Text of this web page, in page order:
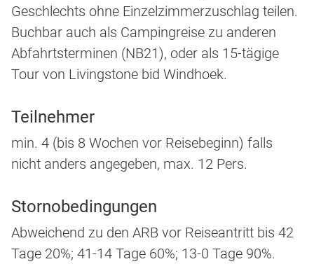
Geschlechts ohne Einzelzimmerzuschlag teilen.
Buchbar auch als Campingreise zu anderen
Abfahrtsterminen (NB21), oder als 15-tägige
Tour von Livingstone bid Windhoek.
Teilnehmer
min. 4 (bis 8 Wochen vor Reisebeginn) falls
nicht anders angegeben, max. 12 Pers.
Stornobedingungen
Abweichend zu den ARB vor Reiseantritt bis 42
Tage 20%; 41-14 Tage 60%; 13-0 Tage 90%.